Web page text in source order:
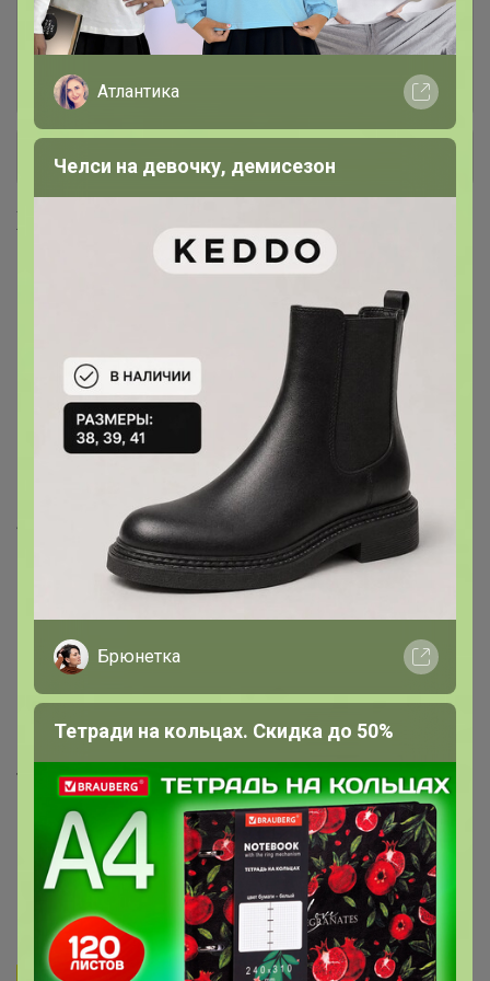
простыни
299
Хиты продаж
SCHOTTIS ШОТТИС Жалюзи,
белый90x190 см
апгрейд хита СТЕКА
840р
1 678р
TAGGHAJ Сковорода
антипригарное покрытие
черного цвета 24 см
Приглашаю вас присоединиться к чату-болталке IKEA
в VIBER
Переходи по ссылке (жми)
Товар выкупается в магазине ИКЕА-
Новосибирск по ценам магазина,
оптовых продаж у ИКЕА нет, но мы
пользуемся всеми привилегиями
клуба ИКЕА-Фемили
Транспортные
Атлантика
Челси на девочку, демисезон
Брюнетка
Тетради на кольцах. Скидка до 50%